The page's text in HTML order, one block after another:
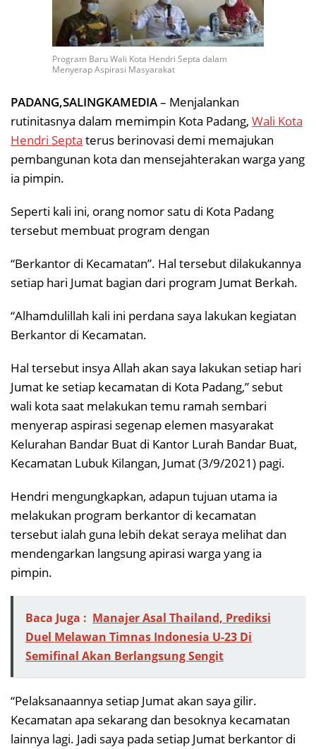
Program Baru Wali Kota Hendri Septa dalam
Menyerap Aspirasi Masyarakat
PADANG,SALINGKAMEDIA– Menjalankan
rutinitasnya dalam memimpin Kota Padang, Wali Kota
Hendri Septa terus berinovasi demi memajukan
pembangunan kota dan mensejahterakan warga yang
ia pimpin.
Seperti kali ini, orang nomor satu di Kota Padang
tersebut membuat program dengan
“Berkantor di Kecamatan”. Hal tersebut dilakukannya
setiap hari Jumat bagian dari program Jumat Berkah.
“Alhamdulillah kali ini perdana saya lakukan kegiatan
Berkantor di Kecamatan.
Hal tersebut insya Allah akan saya lakukan setiap hari
Jumat ke setiap kecamatan di Kota Padang,” sebut
wali kota saat melakukan temu ramah sembari
menyerap aspirasi segenap elemen masyarakat
Kelurahan Bandar Buat di Kantor Lurah Bandar Buat,
Kecamatan Lubuk Kilangan, Jumat (3/9/2021) pagi.
Hendri mengungkapkan, adapun tujuan utama ia
melakukan program berkantor di kecamatan
tersebut ialah guna lebih dekat seraya melihat dan
mendengarkan langsung apirasi warga yang ia
pimpin.
Baca Juga : Manajer Asal Thailand, Prediksi
Duel Melawan Timnas Indonesia U-23 Di
Semifinal Akan Berlangsung Sengit
“Pelaksanaannya setiap Jumat akan saya gilir.
Kecamatan apa sekarang dan besoknya kecamatan
lainnya lagi. Jadi saya pada setiap Jumat berkantor di